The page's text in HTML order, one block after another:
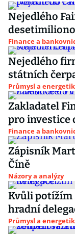
Nejedlého
Finance a
Nejedlého
státních
Průmysl a
Zakladatel
pro investice
Finance a
Zápisník
Číně
Názory a analýzy
Kvůli potížím
hradní
Průmysl a